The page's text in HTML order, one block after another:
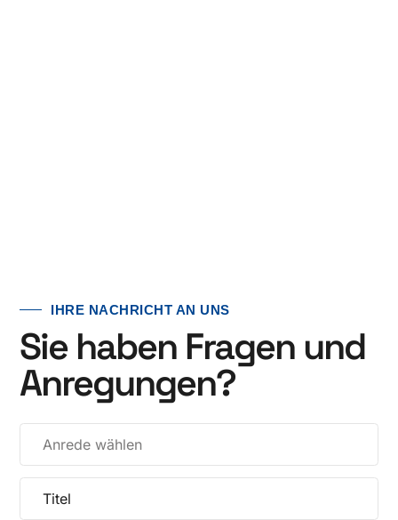
IHRE NACHRICHT AN UNS
Sie haben Fragen und
Anregungen?